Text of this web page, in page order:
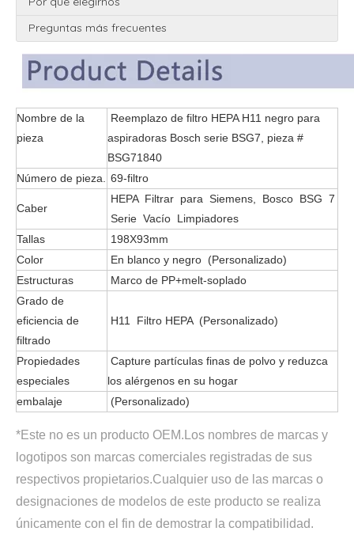
Preguntas más frecuentes
Nombre de la
pieza
Reemplazo de filtro HEPA H11 negro para
aspiradoras Bosch serie BSG7, pieza #
BSG71840
Número de pieza.
69-filtro
Caber
HEPA Filtrar para Siemens, Bosco BSG 7
Serie Vacío Limpiadores
Tallas
198X93mm
Color
En blanco y negro (Personalizado)
Estructuras
Marco de PP+melt-soplado
Grado de
eficiencia de
filtrado
H11 Filtro HEPA (Personalizado)
Propiedades
especiales
Capture partículas finas de polvo y reduzca
los alérgenos en su hogar
embalaje
(Personalizado)
*Este no es un producto OEM.Los nombres de marcas y
logotipos son marcas comerciales registradas de sus
respectivos propietarios.Cualquier uso de las marcas o
designaciones de modelos de este producto se realiza
únicamente con el fin de demostrar la compatibilidad.